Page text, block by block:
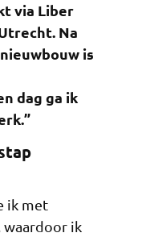
via Liber
Na
is
dag ga ik
ik met
waardoor ik